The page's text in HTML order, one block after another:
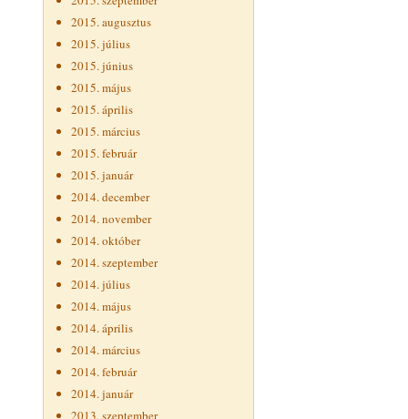
2015. augusztus
2015. július
2015. június
2015. május
2015. április
2015. március
2015. február
2015. január
2014. december
2014. november
2014. október
2014. szeptember
2014. július
2014. május
2014. április
2014. március
2014. február
2014. január
2013. szeptember